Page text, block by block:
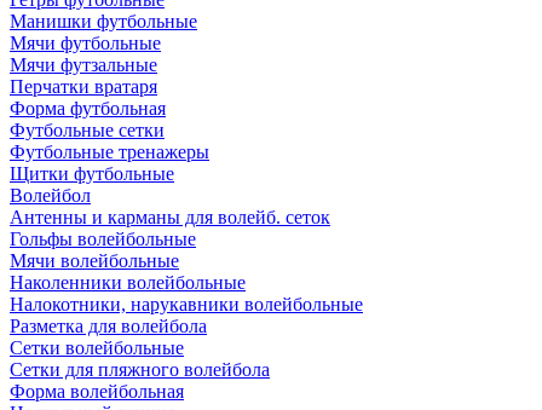
Манишки футбольные
Мячи футбольные
Мячи футзальные
Перчатки вратаря
Форма футбольная
Футбольные сетки
Футбольные тренажеры
Щитки футбольные
Волейбол
Антенны и карманы для волейб. сеток
Гольфы волейбольные
Мячи волейбольные
Наколенники волейбольные
Налокотники, нарукавники волейбольные
Разметка для волейбола
Сетки волейбольные
Сетки для пляжного волейбола
Форма волейбольная